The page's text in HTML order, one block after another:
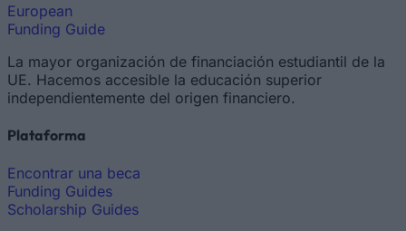
European
Funding Guide
La mayor organización de financiación estudiantil de la
UE. Hacemos accesible la educación superior
independientemente del origen financiero.
Plataforma
Encontrar una beca
Funding Guides
Scholarship Guides